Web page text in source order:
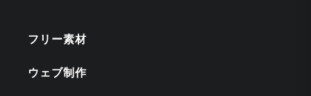
フリー素材
ウェブ制作